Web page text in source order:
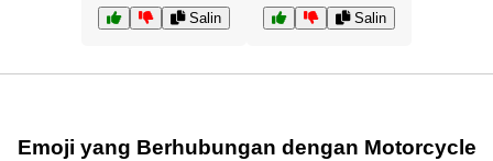
Salin Salin
Emoji yang Berhubungan dengan Motorcycle